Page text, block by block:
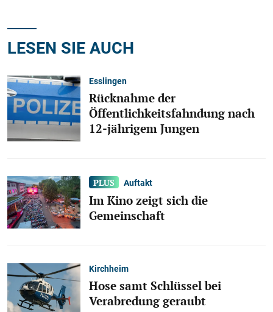
LESEN SIE AUCH
Esslingen
Rücknahme der
Öffentlichkeitsfahndung nach
12-jährigem Jungen
Auftakt
Im Kino zeigt sich die
Gemeinschaft
Kirchheim
Hose samt Schlüssel bei
Verabredung geraubt